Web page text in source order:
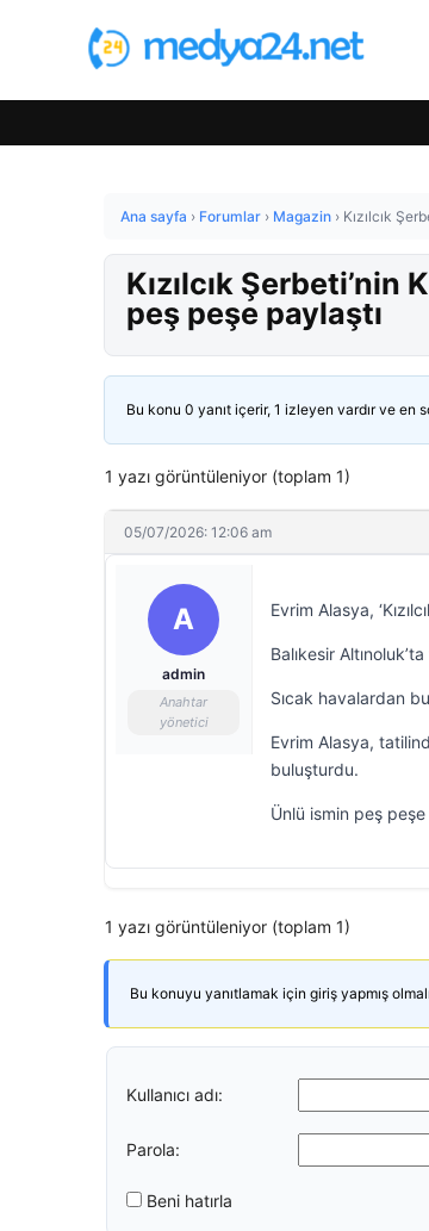
Ana sayfa › Forumlar › Magazin › Kızılcık
Kızılcık Şerbeti’nin
peş peşe paylaştı
Bu konu 0 yanıt içerir, 1 izleyen vardır ve en
1 yazı görüntüleniyor (toplam 1)
05/07/2026: 12:06 am
A
admin
Anahtar
yönetici
Evrim Alasya,
Balıkesir
Sıcak havalardan
Evrim Alasya,
buluşturdu.
Ünlü ismin peş
1 yazı görüntüleniyor (toplam 1)
Bu konuyu yanıtlamak için giriş yapmış
Kullanıcı adı:
Parola:
Beni hatırla